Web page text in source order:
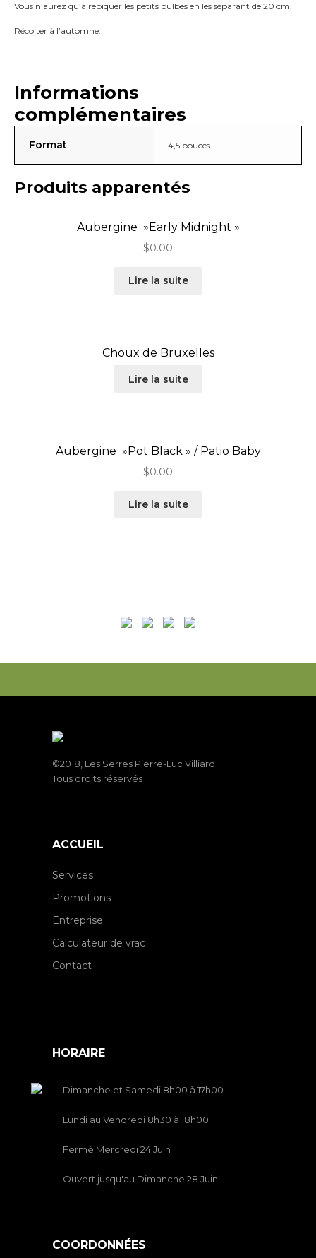
Vous n’aurez qu’à repiquer les petits bulbes en les séparant de 20 cm.
Récolter à l’automne.
Informations
complémentaires
Format 4,5 pouces
Produits apparentés
Aubergine »Early Midnight »
$0.00
Lire la suite
Choux de Bruxelles
Lire la suite
Aubergine »Pot Black » / Patio Baby
$0.00
Lire la suite
©2018, Les Serres Pierre-Luc Villiard
Tous droits réservés
ACCUEIL
Services
Promotions
Entreprise
Calculateur de vrac
Contact
HORAIRE
Dimanche et Samedi 8h00 à 17h00
Lundi au Vendredi 8h30 à 18h00
Fermé Mercredi 24 Juin
Ouvert jusqu'au Dimanche 28 Juin
COORDONNÉES